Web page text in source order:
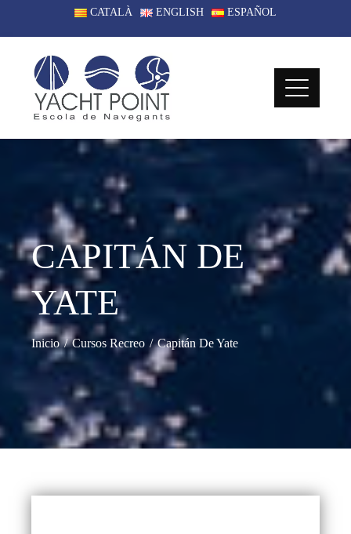
CATALÀ ENGLISH ESPAÑOL
CAPITÁN DE
YATE
Inicio Cursos Recreo Capitán De Yate